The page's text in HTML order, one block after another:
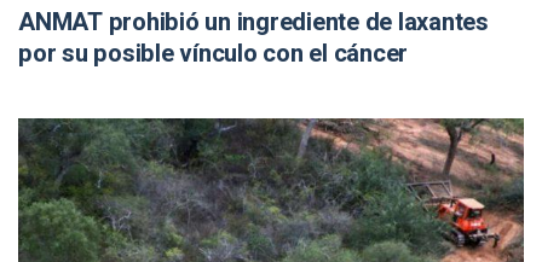
ANMAT prohibió un ingrediente de laxantes
por su posible vínculo con el cáncer